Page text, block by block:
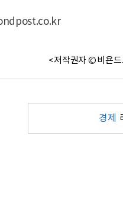
<저작권자 © 비욘드
경제